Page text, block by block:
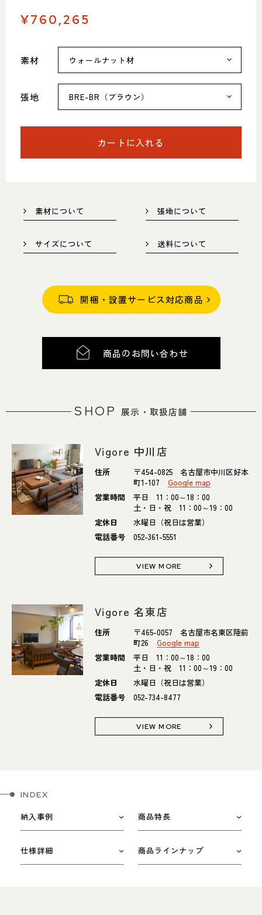
営業時間
定休日
水曜日（祝日は営業）
052-361-5551
タップで電話をかける
名東店
土・日・祝 11：00～19：00
定休日
水曜日（祝日は営業）
052-734-8477
¥760,265
素材
張地
カートに入れる
素材について 張地について
サイズについて 送料について
開梱・設置サービス対応商品
商品のお問い合わせ
SHOP展示・取扱店舗
Vigore 中川店
住所
〒454-0825 名古屋市中川区好本
町1-107
Google map
営業時間
平日 11：00～18：00
土・日・祝 11：00～19：00
定休日
水曜日（祝日は営業）
電話番号
052-361-5551
VIEW MORE
Vigore 名東店
住所
〒465-0057 名古屋市名東区陸前
町26
Google map
営業時間
平日 11：00～18：00
土・日・祝 11：00～19：00
定休日
水曜日（祝日は営業）
電話番号
052-734-8477
VIEW MORE
INDEX
納入事例 商品特長
仕様詳細 商品ラインナップ